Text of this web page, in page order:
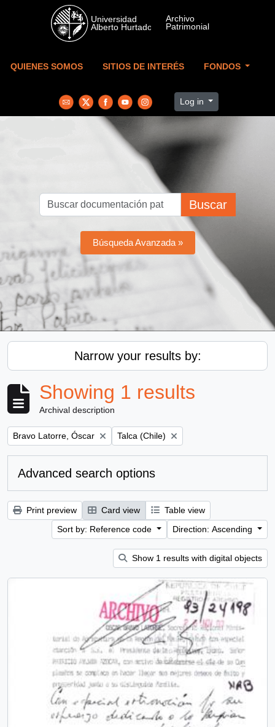
Skip to main content
QUIENES SOMOS SITIOS DE INTERÉS FONDOS
Log in
Buscar
Búsqueda Avanzada »
Narrow your results by:
Showing 1 results
Archival description
Remove filter:
Bravo Latorre, Óscar Remove filter:
Talca (Chile)
Advanced search options
Print preview Card view
Table view
Sort by: Reference code
Direction: Ascending
Show 1 results with digital objects